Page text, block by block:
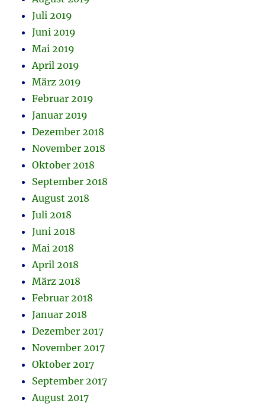
Juli 2019
Juni 2019
Mai 2019
April 2019
März 2019
Februar 2019
Januar 2019
Dezember 2018
November 2018
Oktober 2018
September 2018
August 2018
Juli 2018
Juni 2018
Mai 2018
April 2018
März 2018
Februar 2018
Januar 2018
Dezember 2017
November 2017
Oktober 2017
September 2017
August 2017